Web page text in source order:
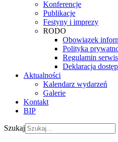
Konferencje
Publikacje
Festyny i imprezy
RODO
Obowiązek
Polityka
Regulamin
Deklaracja
Aktualności
Kalendarz wydarzeń
Galerie
Kontakt
BIP
Szukaj